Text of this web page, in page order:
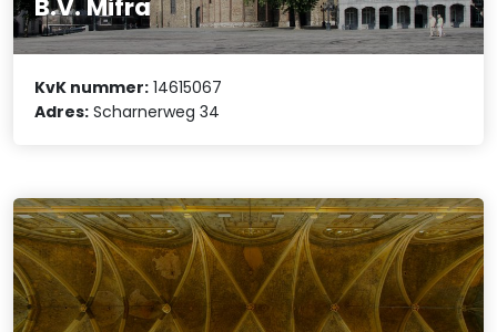
B.V. Mifra
KvK nummer: 14615067
Adres: Scharnerweg 34